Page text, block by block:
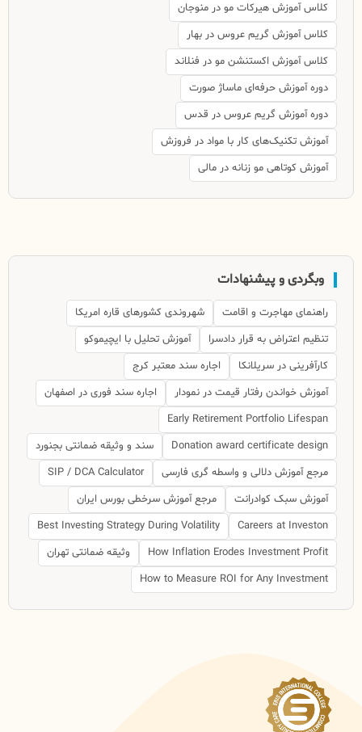
کلاس آموزش هیرکات مو در منوجان
کلاس آموزش گریم عروس در بهار
کلاس آموزش اکستنشن مو در فنلاند
دوره آموزش حرفه‌ای ماساژ صورت
دوره آموزش گریم عروس در قدس
آموزش تکنیک‌های کار با مواد در فروزش
آموزش کوتاهی مو زنانه در مالی
وبگردی و پیشنهادات
راهنمای مهاجرت و اقامت
شهروندی کشورهای قاره امریکا
تنظیم اعتراض به قرار دادسرا
آموزش تحلیل با ایچیموکو
کارآفرینی در سریلانکا
اجاره سند معتبر کرج
آموزش خواندن رفتار قیمت در نمودار
اجاره سند فوری در اصفهان
Early Retirement Portfolio Lifespan
Donation award certificate design
سند و وثیقه ضمانتی بجنورد
مرجع آموزش دلالی و واسطه گری فارسی
SIP / DCA Calculator
آموزش سبک کوادرانت
مرجع آموزش سرخطی بورس ایران
Careers at Investon
Best Investing Strategy During Volatility
How Inflation Erodes Investment Profit
وثیقه ضمانتی تهران
How to Measure ROI for Any Investment